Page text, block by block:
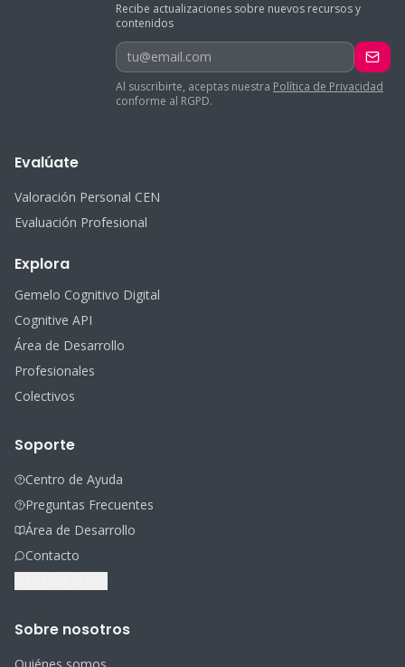
Recibe actualizaciones sobre nuevos recursos y
contenidos
tu@email.com
Al suscribirte, aceptas nuestra Política de Privacidad
conforme al RGPD.
Evalúate
Valoración Personal CEN
Evaluación Profesional
Explora
Gemelo Cognitivo Digital
Cognitive API
Área de Desarrollo
Profesionales
Colectivos
Soporte
Centro de Ayuda
Preguntas Frecuentes
Área de Desarrollo
Contacto
Sobre nosotros